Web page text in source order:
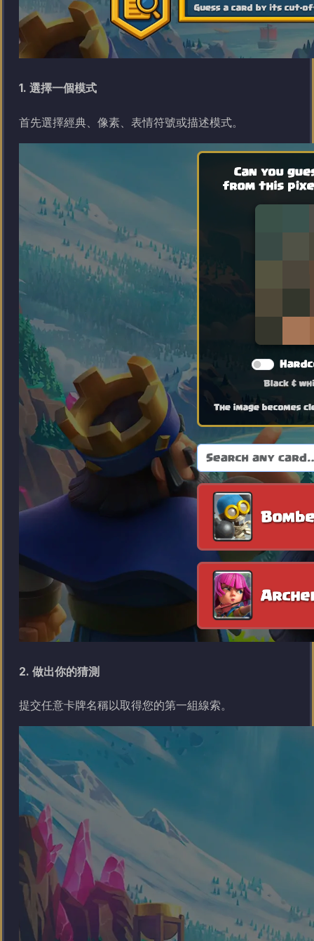
1. 選擇一個模式
首先選擇經典、像素、表情符號或描述模式。
2. 做出你的猜測
提交任意卡牌名稱以取得您的第一組線索。